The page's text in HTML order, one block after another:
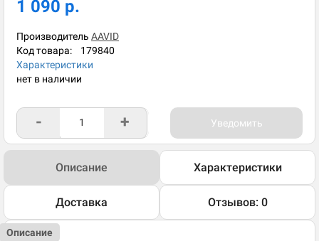
1 090 р.
Производитель AAVID
Код товара: 179840
Характеристики
нет в наличии
- + Уведомить
Описание Характеристики
Доставка Отзывов: 0
Описание